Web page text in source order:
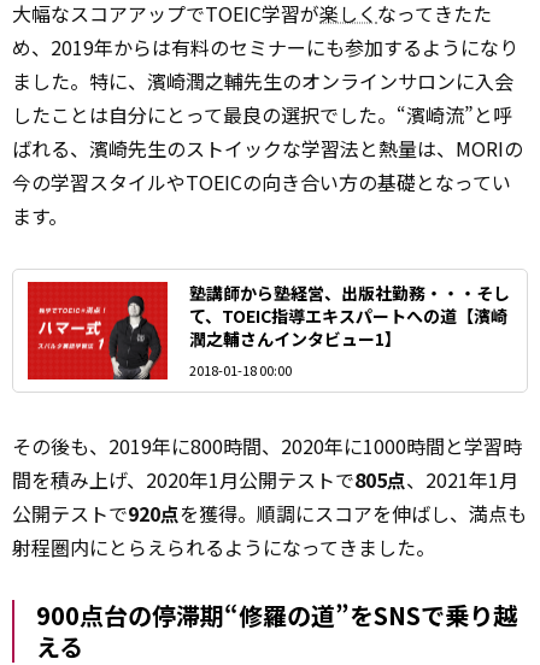
大幅なスコアアップでTOEIC学習が楽しく なってきたた
め、2019年からは有料のセミナーにも参加するようになり
ました。特に、濱崎潤之輔先生のオンラインサロンに入会
したことは自分にとって最良の選択でした。“濱崎流”と呼
ばれる、濱崎先生のストイックな学習法と熱量は、MORIの
今の学習スタイルやTOEICの向き合い方の基礎となってい
ます。
塾講師から塾経営、出版社勤務・・・そし
て、TOEIC指導エキスパートへの道【濱崎
潤之輔さんインタビュー1】
2018-01-18 00:00
その後も、2019年に800時間、2020年に1000時間と学習時
間を積み上げ、2020年1月公開テストで805点、2021年1月
公開テストで920点を獲得。順調にスコアを伸ばし、満点も
射程圏内にとらえられるようになってきました。
900点台の停滞期“修羅の道”をSNSで乗り越
える